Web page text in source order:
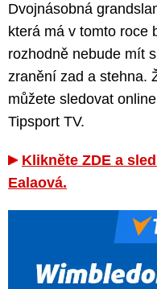
Dvojnásobná
která má v tomto roce
rozhodně nebude mít
zranění zad a stehna.
můžete sledovat
Tipsport TV.
Klikněte ZDE a
Ealaová.